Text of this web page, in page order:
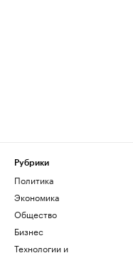
Рубрики
Политика
Экономика
Общество
Бизнес
Технологии и